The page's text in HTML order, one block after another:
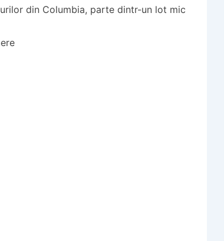
din Columbia, parte dintr-un lot mic